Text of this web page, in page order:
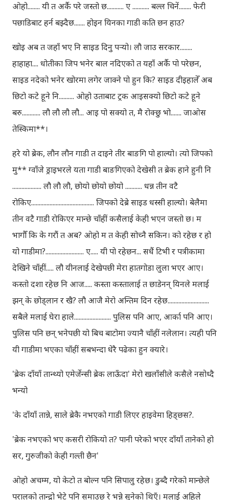
ओहो........ यी त अर्कै परे जस्तो छ........... ए ........... बल्ल चिनें........ फेरी
पछाडिबाट हर्न बझ्दैछ....... होइन यिनका गाडी कति छन हाउ?
खोइ अब त जहाँ भए नि साइड दिनु पर्‍यो। लौ जाउ सरकार........
हाहाहा.... धोतीका जिप भनेर बाल नदिएको त यहाँ अर्कै पो परेछन,
साइड नदेको भनेर खोरमा लगेर जाक्ने पो हुन कि? साइड दीइहालेँ अब
छिटो कटे हूने नि.......... ओहो उताबाट ट्रक आइसक्यो छिटो कटे हूने
बरु............ लौ लौ लौ लौ... आइ पो सक्यो त, मै रोक्छु भो....... जाओस
तेस्किमा**।
हरे यो ब्रेक, लौन लौन गाडी त दाइने तीर बाङगि पो हाल्यो। त्यो जिपको
मु** ग्वाँजे ड्राइभरले यता गाडी बाङगिएको देखेसी त ब्रेक हाने हुनी नि
................... लौ लौ लौ, छोयो छोयो छोयो ........... धन्न तीन वटै
रोकिए......................................... जिपको देब्रे साइड धस्सी हाल्यो। बेलैमा
तीन वटै गाडी रोकिएर मान्छे चाँहीं कसैलाई केही भएन जस्तो छ। म
भागौँ कि के गरौं त अब? ओहो म त केही सोच्नै सकिन। को रहेछ र हो
यो गाडीमा?......................... ए..... यी पो रहेछन... सधैं टिभी र पत्रीकामा
देखिने चाँहीं..... लौ यीनलाई देखेपछी मेरा हातगोडा लुला भएर आए।
कस्तो दशा रहेछ नि आज..... कस्ता कस्तालाई त छाडेनन् यिनले मलाई
झन् के छोड्लान र खै? लौ आजै मेरो अन्तिम दिन रहेछ...........................
सबैले मलाई घेरा हाले........................ पुलिस पनि आए, आर्का पनि आए।
पुलिस पनि छन् भनेपछी यो बिच बाटोमा ज्यानै चाँहीं नलेलान। त्यही पनि
यी गाडीमा भएका चाँहीं सबभन्दा धेरै पढेका हुन क्यारे।
'ब्रेक दाँयाँ तान्थ्यो एमेर्जेन्सी ब्रेक लाऊँदा' मेरो खलाँसीले कसैले नसोध्दै
भन्यो
'के दाँयाँ तान्ने, साले ब्रेकै नभएको गाडी लिएर हाइवेमा हिड्छस?.
'ब्रेक नभएको भए कसरी रोकियो त? पानी परेको भएर दाँयाँ तानेको हो
सर, गुरुजीको केही गल्ती छैन'
ओहो अचम्म, यो केटो त बोल्न पनि सिपालु रहेछ। डुब्दै गरेको मान्छेले
परालको तान्द्रो भेटे पनि समाउछ रे भन्ने सुनेको थिएँ। मलाई अहिले